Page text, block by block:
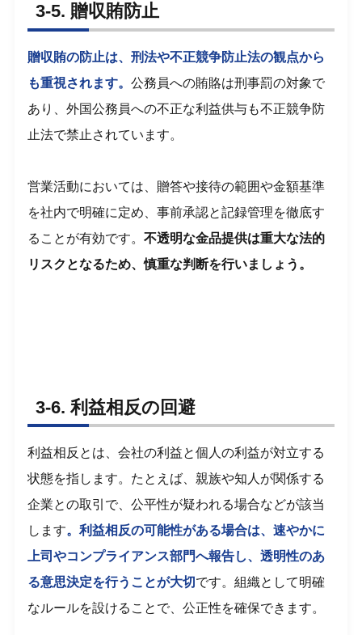
3-5. 贈収賄防止
贈収賄の防止は、刑法や不正競争防止法の観点から
も重視されます。公務員への賄賂は刑事罰の対象で
あり、外国公務員への不正な利益供与も不正競争防
止法で禁止されています。
営業活動においては、贈答や接待の範囲や金額基準
を社内で明確に定め、事前承認と記録管理を徹底す
ることが有効です。不透明な金品提供は重大な法的
リスクとなるため、慎重な判断を行いましょう。
3-6. 利益相反の回避
利益相反とは、会社の利益と個人の利益が対立する
状態を指します。たとえば、親族や知人が関係する
企業との取引で、公平性が疑われる場合などが該当
します。利益相反の可能性がある場合は、速やかに
上司やコンプライアンス部門へ報告し、透明性のあ
る意思決定を行うことが大切です。組織として明確
なルールを設けることで、公正性を確保できます。